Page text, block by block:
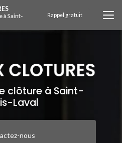
Rappel gratuit
clôture à Saint-
Laval
nous